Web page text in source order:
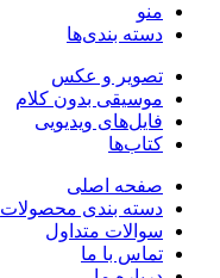
منو
دسته بندی‌ها
تصویر و عکس
موسیقی بدون کلام
فایل‌های ویدیویی
کتاب‌ها
صفحه اصلی
دسته بندی محصولات
سوالات متداول
تماس با ما